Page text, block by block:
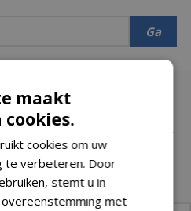
conform onze
.
maakt
cookies om uw
te verbeteren. Door
stemt u in
met